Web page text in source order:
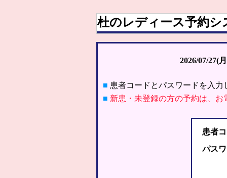
杜のレディース予約シ
2026/07/27(
■ 患者コードとパスワードを入
■ 新患・未登録の方の予約は、
患者
パス